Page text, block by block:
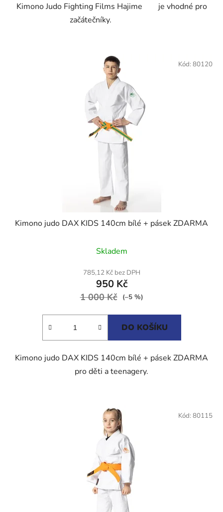
Kimono Judo Fighting Films Hajime je vhodné pro
začátečníky.
Kimono judo DAX KIDS 140cm bílé + pásek ZDARMA
hodnocení
produktu
je
4,0
Skladem
785,12 Kč bez DPH
950 Kč
1 000 Kč (–5 %)
DO KOŠÍKU
Kimono judo DAX KIDS 140cm bílé + pásek ZDARMA
pro děti a teenagery.
Kód: 80120
Kód: 80115